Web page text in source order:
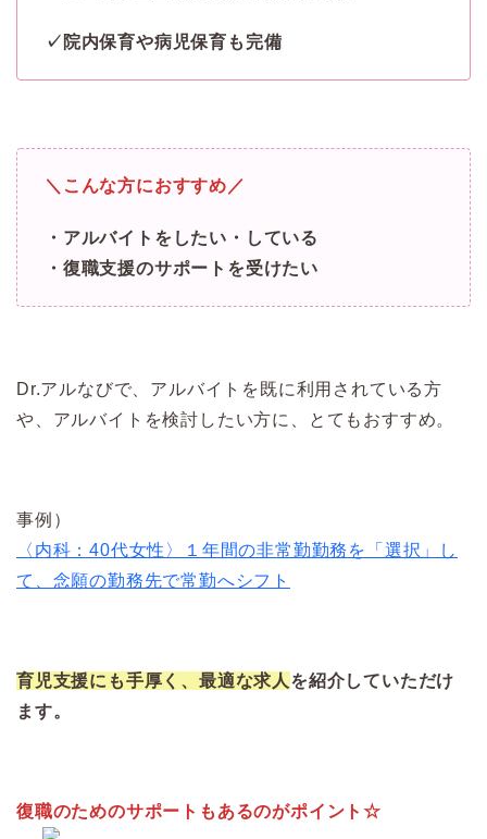
✓院内保育や病児保育も完備
＼こんな方におすすめ／
・アルバイトをしたい・している
・復職支援のサポートを受けたい
Dr.アルなびで、アルバイトを既に利用されている方
や、アルバイトを検討したい方に、とてもおすすめ。
事例）
〈内科：40代女性〉１年間の非常勤勤務を「選択」し
て、念願の勤務先で常勤へシフト
育児支援にも手厚く、最適な求人 を紹介していただけ
ます。
復職のためのサポートもあるのがポイント☆